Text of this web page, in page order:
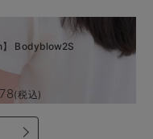
】 Bodyblow2S
(税込)